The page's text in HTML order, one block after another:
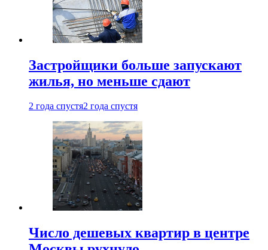
Застройщики больше запускают
жилья, но меньше сдают
2 года спустя2 года спустя
Число дешевых квартир в центре